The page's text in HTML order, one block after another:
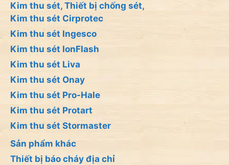
Kim thu sét, Thiết bị chống sét,
Kim thu sét Cirprotec
Kim thu sét Ingesco
Kim thu sét IonFlash
Kim thu sét Liva
Kim thu sét Onay
Kim thu sét Pro-Hale
Kim thu sét Protart
Kim thu sét Stormaster
Sản phẩm khác
Thiết bị báo cháy địa chỉ